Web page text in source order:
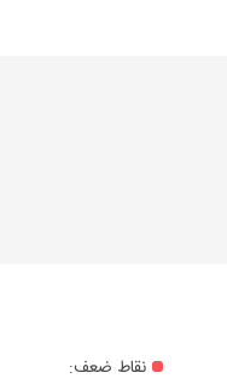
نقاط ضعف: